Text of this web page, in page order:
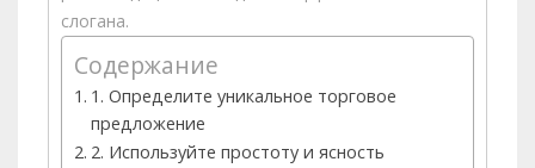
слогана.
Содержание
1. Определите уникальное торговое
предложение
2. Используйте простоту и ясность